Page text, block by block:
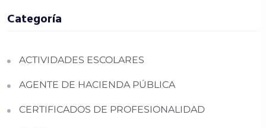
Categoría
ACTIVIDADES ESCOLARES
AGENTE DE HACIENDA PÚBLICA
CERTIFICADOS DE PROFESIONALIDAD